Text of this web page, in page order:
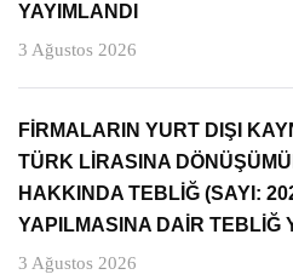
YAYIMLANDI
3 Ağustos 2026
FİRMALARIN YURT DIŞI
TÜRK LİRASINA
HAKKINDA TEBLİĞ (SAYI:
YAPILMASINA DAİR TEBLİĞ
3 Ağustos 2026